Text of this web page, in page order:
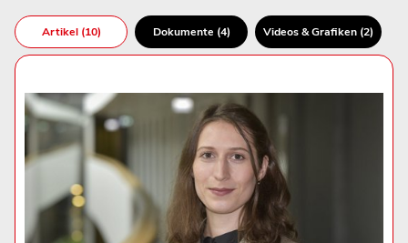
Artikel (10) Dokumente (4) Videos & Grafiken (2)